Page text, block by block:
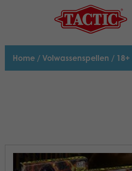
Home / Volwassenspellen / 18+